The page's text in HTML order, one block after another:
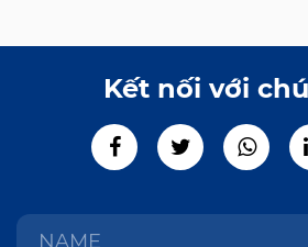
Kết nối với